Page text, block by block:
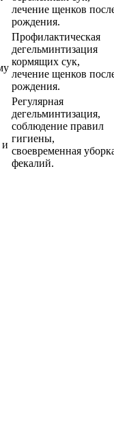
лечение щенков
рождения.
Профилактическая
дегельминтизация
кормящих сук,
лечение щенков
рождения.
и
Регулярная
дегельминтизация,
соблюдение правил
гигиены,
своевременная
фекалий.